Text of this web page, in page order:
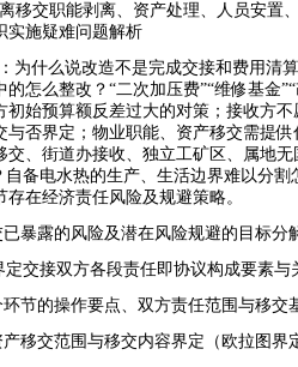
移交职能剥离、资产处理、人员安置
实施疑难问题解析
为什么说改造不是完成交接和费用清
的怎么整改？ “二次加压费”“维修基金
初始预算额反差过大的对策；接收方
与否界定；物业职能、资产移交需提
交、街道办接收、独立工矿区、属地
自备电水热的生产、生活边界难以分
在经济责任风险及规避策略。
已暴露的风险及潜在风险规避的目标分
定交接双方各段责任即协议构成要素
环节的操作要点、双方责任范围与移交
产移交范围与移交内容界定（欧拉图